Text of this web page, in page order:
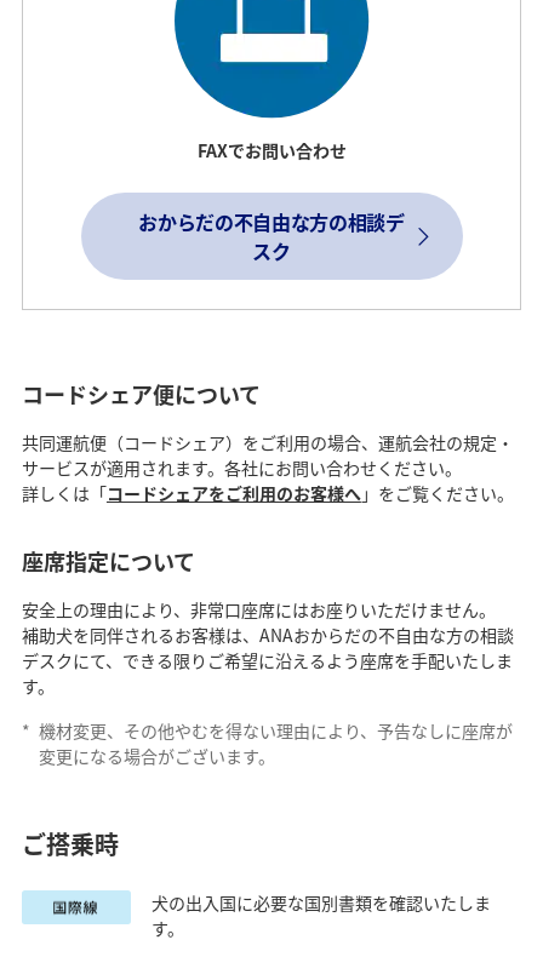
FAXでお問い合わせ
おからだの不自由な方の相談デ
スク
コードシェア便について
共同運航便（コードシェア）をご利用の場合、運航会社の規定・
サービスが適用されます。各社にお問い合わせください。
詳しくは「コードシェアをご利用のお客様へ」をご覧ください。
座席指定について
安全上の理由により、非常口座席にはお座りいただけません。
補助犬を同伴されるお客様は、ANAおからだの不自由な方の相談
デスクにて、できる限りご希望に沿えるよう座席を手配いたしま
す。
* 機材変更、その他やむを得ない理由により、予告なしに座席が
変更になる場合がございます。
ご搭乗時
犬の出入国に必要な国別書類を確認いたしま
す。